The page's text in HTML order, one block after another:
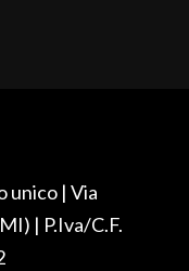
unico| Via
| P.Iva/C.F.